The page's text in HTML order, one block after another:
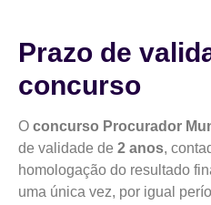
Prazo de
concurso
O concurso Procurador
de validade de 2 anos,
homologação do resultado
uma única vez, por igual